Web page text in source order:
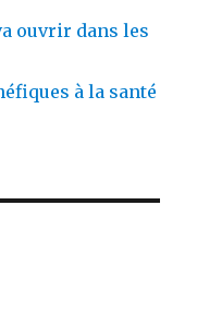
ouvrir dans les
à la santé